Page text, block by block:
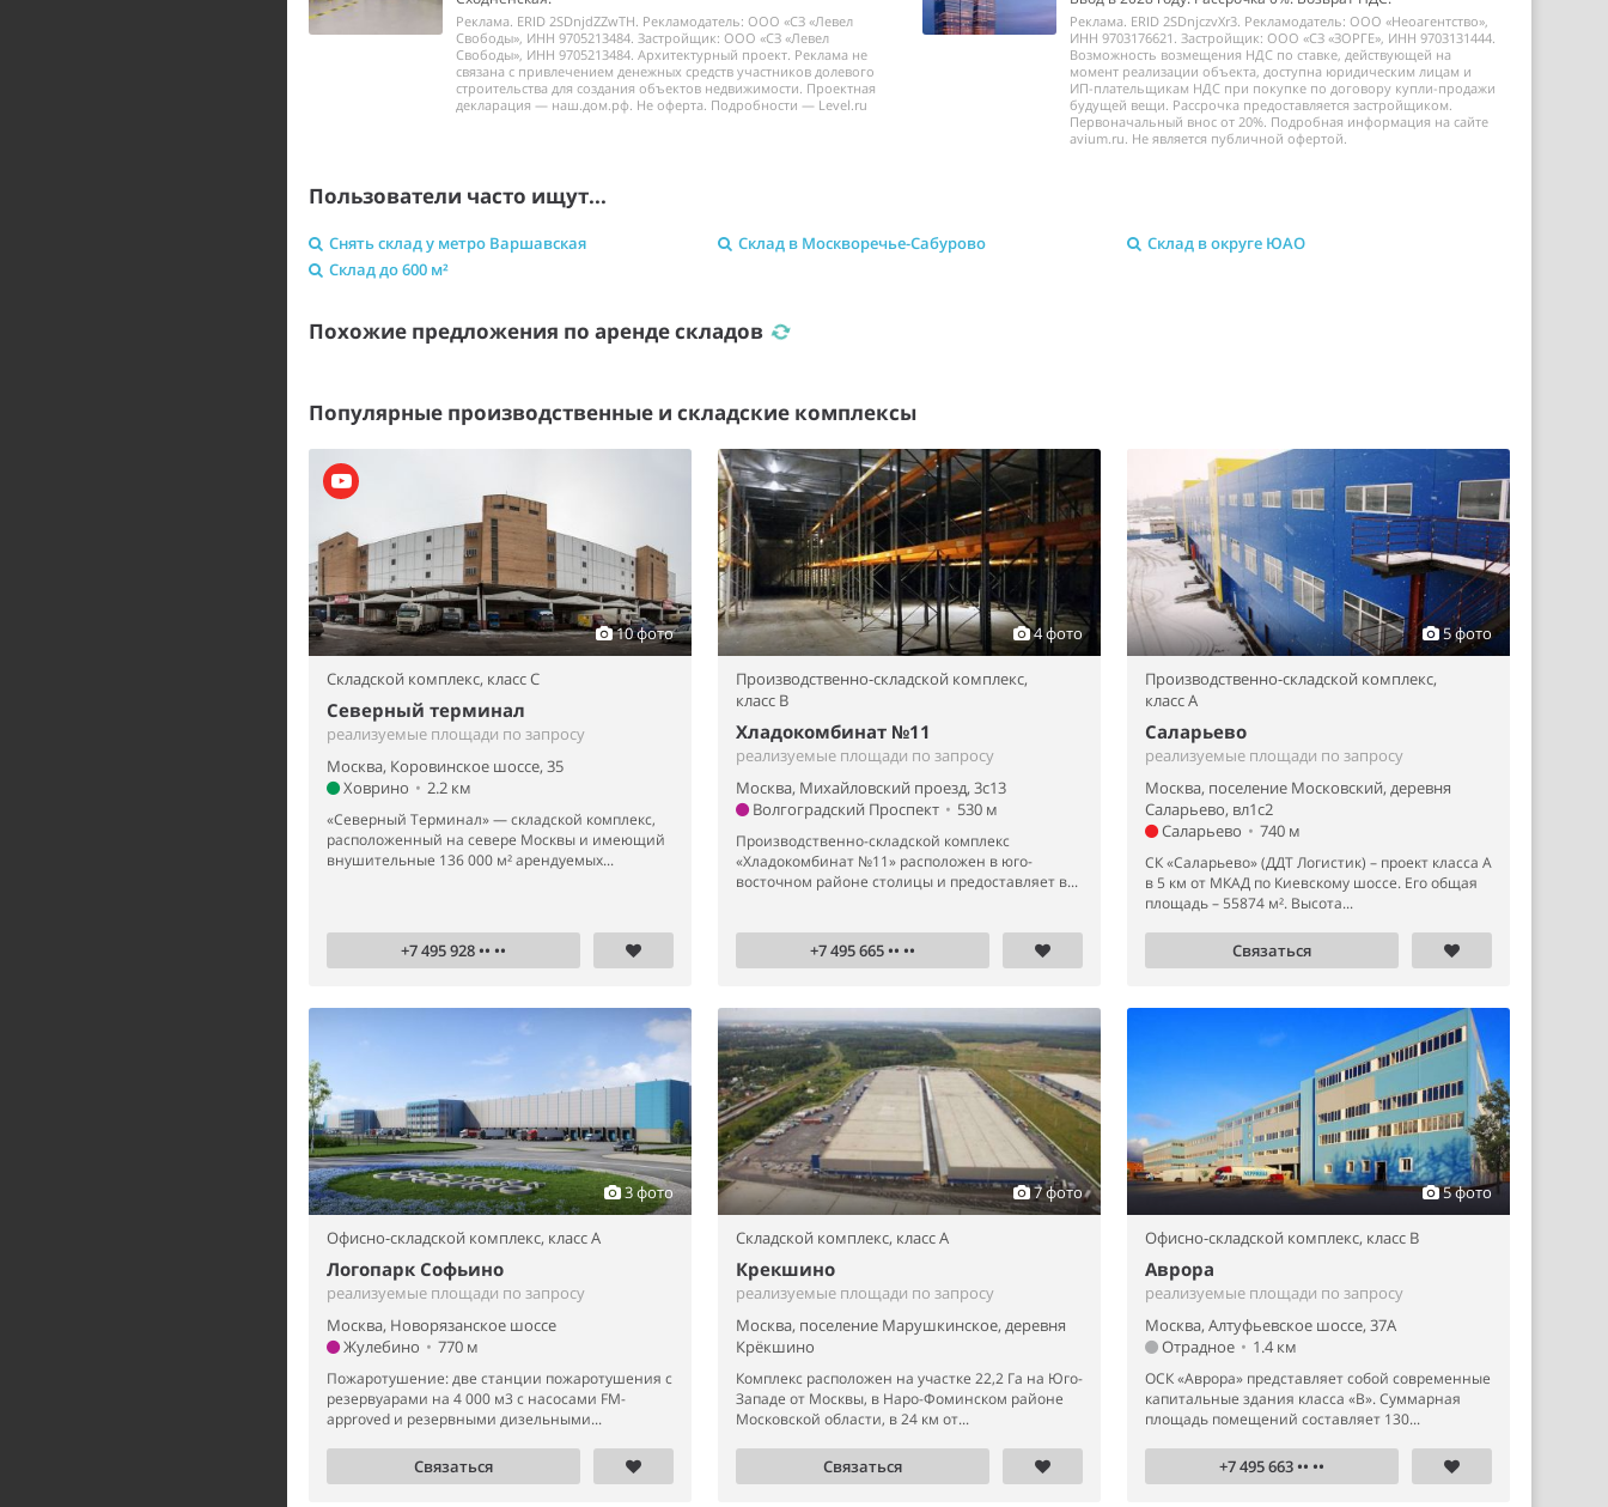
Реклама. ERID 2SDnjdZZwTH. Рекламодатель: ООО «СЗ «Левел
Свободы», ИНН 9705213484. Застройщик: ООО «СЗ «Левел
Свободы», ИНН 9705213484. Архитектурный проект. Реклама не
связана с привлечением денежных средств участников долевого
строительства для создания объектов недвижимости. Проектная
декларация — наш.дом.рф. Не оферта. Подробности — Level.ru
Реклама. ERID 2SDnjczvXr3. Рекламодатель: ООО «Неоагентство»,
ИНН 9703176621. Застройщик: ООО «СЗ «ЗОРГЕ», ИНН 9703131444.
Возможность возмещения НДС по ставке, действующей на
момент реализации объекта, доступна юридическим лицам и
ИП-плательщикам НДС при покупке по договору купли-продажи
будущей вещи. Рассрочка предоставляется застройщиком.
Первоначальный внос от 20%. Подробная информация на сайте
avium.ru. Не является публичной офертой.
Пользователи часто ищут...
Снять склад у метро Варшавская Склад в Москворечье-Сабурово
Склад в округе ЮАО
Склад до 600 м²
Похожие предложения по аренде складов
Популярные производственные и складские комплексы
10 фото
Складской комплекс, класс C
Северный терминал
реализуемые площади по запросу
Москва, Коровинское шоссе, 35
Ховрино • 2.2 км
«Северный Терминал» — складской комплекс,
расположенный на севере Москвы и имеющий
внушительные 136 000 м² арендуемых...
+7 495 928 •• ••
4 фото
Производственно-складской комплекс,
класс B
Хладокомбинат №11
реализуемые площади по запросу
Москва, Михайловский проезд, 3с13
Волгоградский Проспект • 530 м
Производственно-складской комплекс
«Хладокомбинат №11» расположен в юго-
восточном районе столицы и предоставляет в...
+7 495 665 •• ••
5 фото
Производственно-складской комплекс,
класс A
Саларьево
реализуемые площади по запросу
Москва, поселение Московский, деревня
Саларьево, вл1с2
Саларьево • 740 м
СК «Саларьево» (ДДТ Логистик) – проект класса А
в 5 км от МКАД по Киевскому шоссе. Его общая
площадь – 55874 м². Высота...
Связаться
3 фото
Офисно-складской комплекс, класс A
Логопарк Софьино
реализуемые площади по запросу
Москва, Новорязанское шоссе
Жулебино • 770 м
Пожаротушение: две станции пожаротушения с
резервуарами на 4 000 м3 с насосами FM-
approved и резервными дизельными...
Связаться
7 фото
Складской комплекс, класс A
Крекшино
реализуемые площади по запросу
Москва, поселение Марушкинское, деревня
Крёкшино
Комплекс расположен на участке 22,2 Га на Юго-
Западе от Москвы, в Наро-Фоминском районе
Московской области, в 24 км от...
Связаться
5 фото
Офисно-складской комплекс, класс B
Аврора
реализуемые площади по запросу
Москва, Алтуфьевское шоссе, 37А
Отрадное • 1.4 км
ОСК «Аврора» представляет собой современные
капитальные здания класса «В». Суммарная
площадь помещений составляет 130...
+7 495 663 •• ••